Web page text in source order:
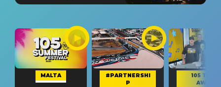
MALTA
#PARTNERSHI
P
105 TAKE
AWAY